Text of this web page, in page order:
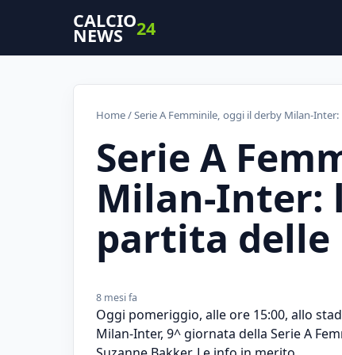
CALCIO
NEWS 24
Home/ Serie A Femminile, oggi il derby Milan-
Serie A
Milan-Inter:
partita delle
8 mesi fa
Oggi pomeriggio, alle ore 15:00, allo
Milan-Inter, 9^ giornata della Serie A